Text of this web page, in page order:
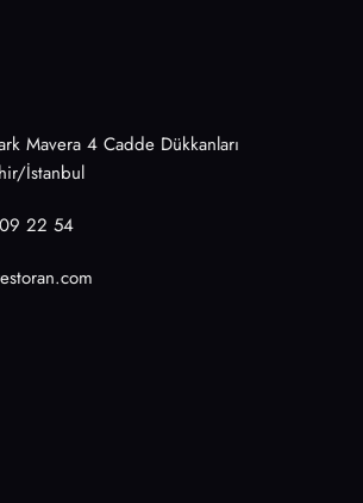
Mavera 4 Cadde Dükkanları
İstanbul
22 54